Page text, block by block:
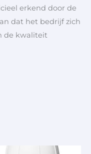
erkend door de
dat het bedrijf zich
de kwaliteit